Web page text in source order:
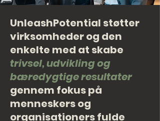
UnleashPotential støtter
virksomheder og den
enkelte med at skabe
trivsel, udvikling og
bæredygtige resultater
gennem fokus på
menneskers og
organisationers fulde